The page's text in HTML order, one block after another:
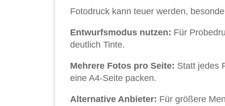
Fotodruck kann teuer werden,
Entwurfsmodus nutzen: Für
deutlich Tinte.
Mehrere Fotos pro Seite: Statt jedes
eine A4-Seite packen.
Alternative Anbieter: Für größere